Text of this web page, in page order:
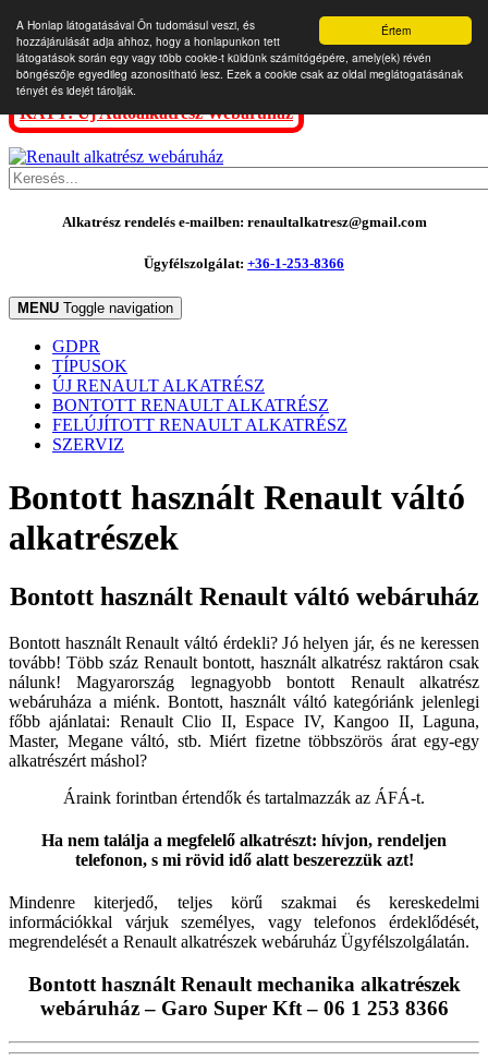
Értem
A Honlap látogatásával Ön tudomásul veszi, és
hozzájárulását adja ahhoz, hogy a honlapunkon tett
látogatások során egy vagy több cookie-t küldünk számítógépére, amely(ek) révén
böngészője egyedileg azonosítható lesz. Ezek a cookie csak az oldal meglátogatásának
tényét és idejét tárolják.
KATT: Új Autóalkatrész Webáruház
Alkatrész rendelés e-mailben: renaultalkatresz@gmail.com
Ügyfélszolgálat: +36-1-253-8366
MENU Toggle navigation
GDPR
TÍPUSOK
ÚJ RENAULT ALKATRÉSZ
BONTOTT RENAULT ALKATRÉSZ
FELÚJÍTOTT RENAULT ALKATRÉSZ
SZERVIZ
Bontott használt Renault váltó
alkatrészek
Bontott használt Renault váltó webáruház
Bontott használt Renault váltó érdekli? Jó helyen jár, és ne keressen
tovább! Több száz Renault bontott, használt alkatrész raktáron csak
nálunk! Magyarország legnagyobb bontott Renault alkatrész
webáruháza a miénk. Bontott, használt váltó kategóriánk jelenlegi
főbb ajánlatai: Renault Clio II, Espace IV, Kangoo II, Laguna,
Master, Megane váltó, stb. Miért fizetne többszörös árat egy-egy
alkatrészért máshol?
Áraink forintban értendők és tartalmazzák az ÁFÁ-t.
Ha nem találja a megfelelő alkatrészt: hívjon, rendeljen
telefonon, s mi rövid idő alatt beszerezzük azt!
Mindenre kiterjedő, teljes körű szakmai és kereskedelmi
információkkal várjuk személyes, vagy telefonos érdeklődését,
megrendelését a Renault alkatrészek webáruház Ügyfélszolgálatán.
Bontott használt Renault mechanika alkatrészek
webáruház – Garo Super Kft – 06 1 253 8366